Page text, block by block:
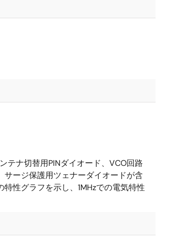
テナ切替用PINダイオード、VCO回路
ージ保護用ツェナーダイオードが含
性グラフを示し、1MHzでの電気特性